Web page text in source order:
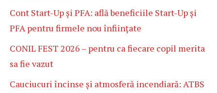
Cont Start-Up și PFA: află beneficiile Start-Up și
PFA pentru firmele nou înființate
CONIL FEST 2026 – pentru ca fiecare copil merita
sa fie vazut
Cauciucuri încinse și atmosferă incendiară: ATBS